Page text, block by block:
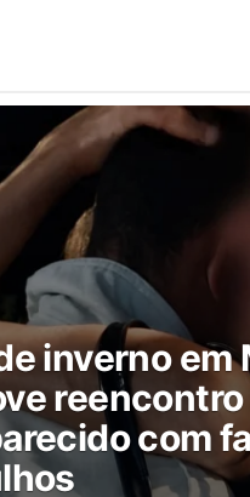
inverno em
com